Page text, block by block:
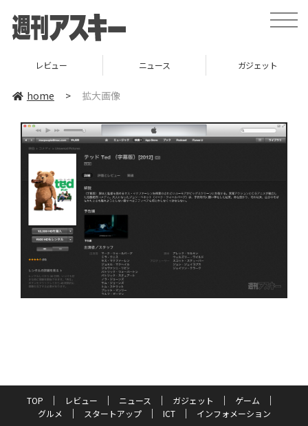
toggle
レビュー ニュース ガジェット
home > 拡大画像
TOP レビュー ニュース ガジェット
ゲーム
グルメ
スタートアップ ICT
インフォメーション